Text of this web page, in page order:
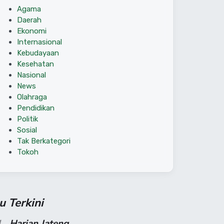
Agama
Daerah
Ekonomi
Internasional
Kebudayaan
Kesehatan
Nasional
News
Olahraga
Pendidikan
Politik
Sosial
Tak Berkategori
Tokoh
Terkini